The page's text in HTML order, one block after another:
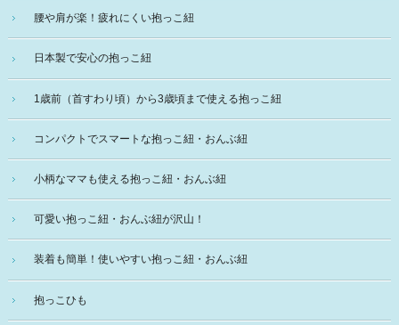
腰や肩が楽！疲れにくい抱っこ紐
日本製で安心の抱っこ紐
1歳前（首すわり頃）から3歳頃まで使える抱っこ紐
コンパクトでスマートな抱っこ紐・おんぶ紐
小柄なママも使える抱っこ紐・おんぶ紐
可愛い抱っこ紐・おんぶ紐が沢山！
装着も簡単！使いやすい抱っこ紐・おんぶ紐
抱っこひも